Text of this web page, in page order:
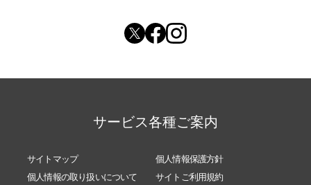
サービス各種ご案内
サイトマップ
個人情報保護方針
個人情報の取り扱いについて
サイトご利用規約